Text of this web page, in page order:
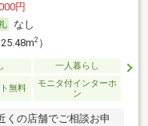
円
なし
2）
一人暮らし
無料
モニタ付インターホ
ン
くの店舗でご相談お申